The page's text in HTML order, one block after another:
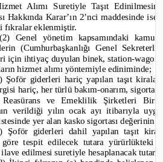
Alımı Suretiyle Taşıt
Hakkında Karar’ın 2’nci maddesinde ise
fıkralar eklenmiştir.
Genel yönetim kapsamındaki
(Cumhurbaşkanlığı Genel
için ihtiyaç duyulan binek, station-
hizmet alımı yöntemiyle ediniminde;
Şoför giderleri hariç yapılan taşıt
hariç, her türlü bakım-onarım, sigorta
Reasürans ve Emeklilik Şirketleri
verildiği yılın ocak ayı itibarıyla
yer alan kasko sigortası değerinin
Şoför giderleri dahil yapılan taşıt
göre tespit edilecek tutara
ilave edilmesi suretiyle hesaplanacak tutarı